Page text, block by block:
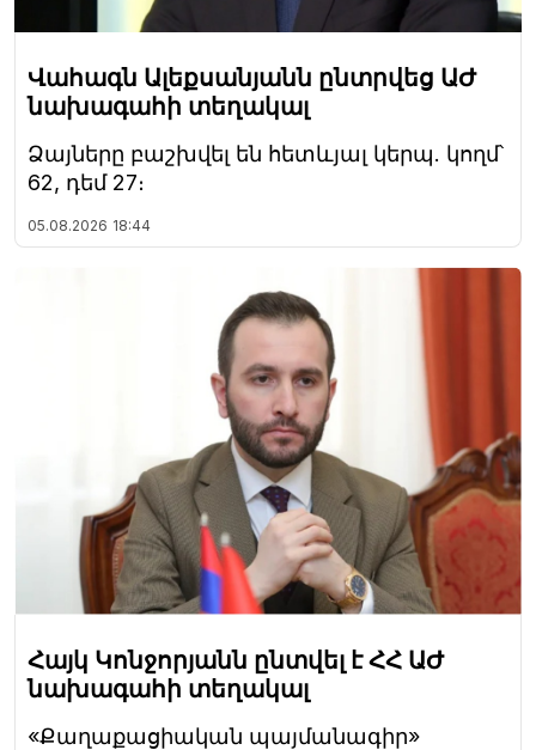
Վահագն Ալեքսանյանն ընտրվեց ԱԺ
նախագահի տեղակալ
Ձայները բաշխվել են հետևյալ կերպ. կողմ՝
62, դեմ 27։
05.08.2026 18:44
Հայկ Կոնջորյանն ընտվել է ՀՀ ԱԺ
նախագահի տեղակալ
«Քաղաքացիական պայմանագիր»